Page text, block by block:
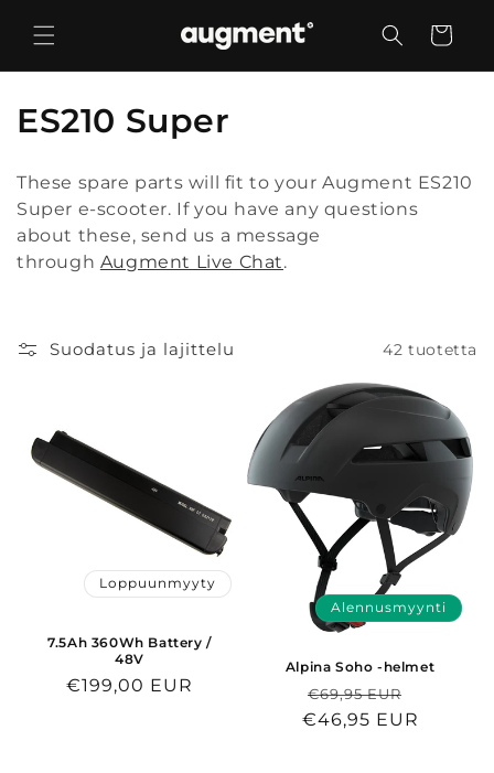
siirry
sisältöön
Ostoskori
K
k
o
l
ES210 Super
These spare parts will fit to your Augment ES210
Super e-scooter. If you have any questions
about these, send us a message
through Augment Live Chat.
Suodatus ja lajittelu 42 tuotetta
Loppuunmyyty
7.5Ah 360Wh Battery /
48V
Normaalihinta
€199,00 EUR
Alennusmyynti
Alpina Soho -helmet
Normaalihinta
€69,95 EUR
€46,95 EUR